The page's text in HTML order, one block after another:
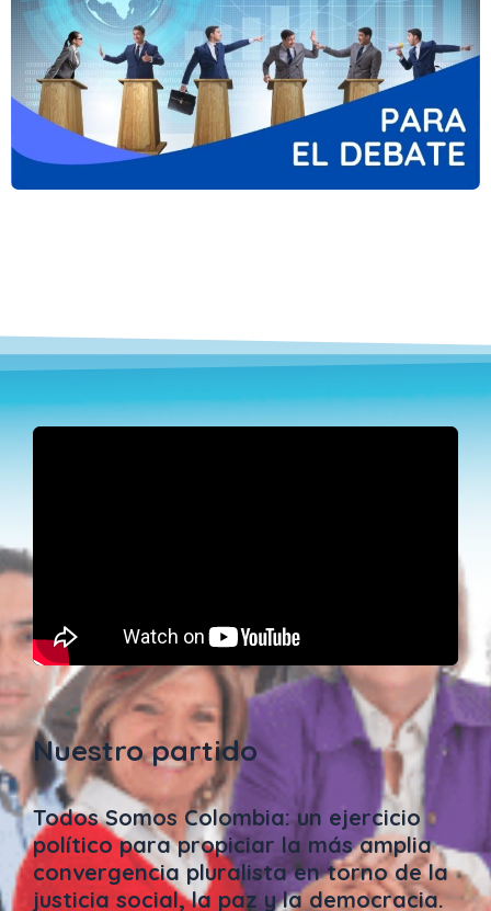
Nuestro partido
Todos Somos Colombia: un ejercicio
político para propiciar la más amplia
convergencia pluralista en torno de la
justicia social, la paz y la democracia.